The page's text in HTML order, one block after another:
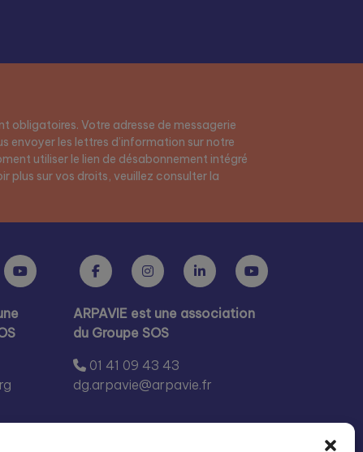
obligatoires. Votre adresse de messagerie
envoyer les lettres d’information sur notre
utiliser le lien de désabonnement intégré
plus sur vos droits, veuillez consulter la
ARPAVIE est une association
du Groupe SOS
01 41 09 43 43
dg.arpavie@arpavie.fr